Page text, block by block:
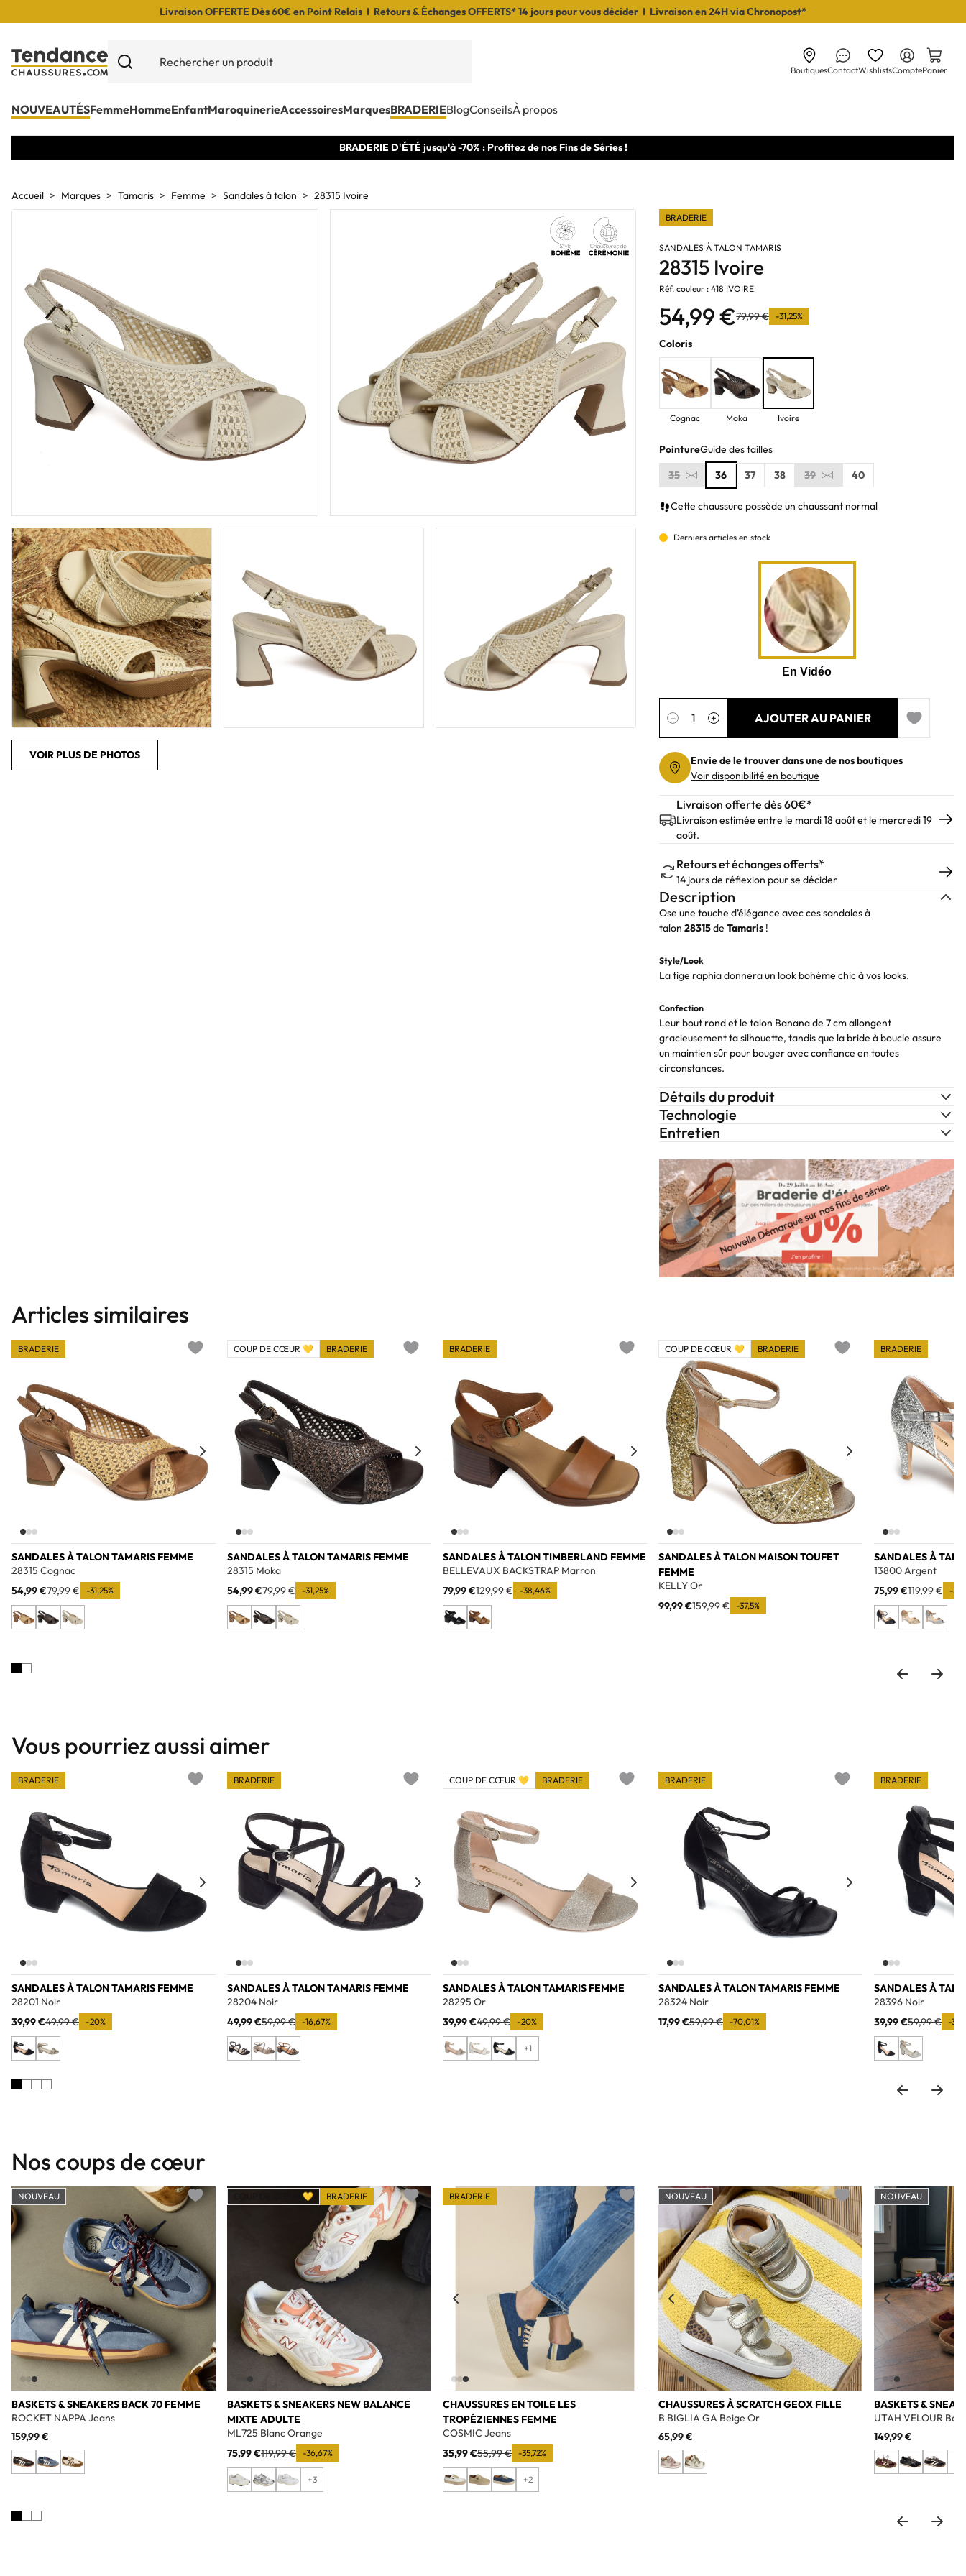
Livraison OFFERTE Dès 60€ en Point Relais I Retours & Échanges OFFERTS* 14 jours pour vous décider I Livraison en 24H via Chronopost*
BoutiquesContactWishlistsComptePanier
NOUVEAUTÉSFemmeHommeEnfantMaroquinerieAccessoiresMarquesBRADERIEBlogConseilsÀ propos
BRADERIE D'ÉTÉ jusqu'à -70% : Profitez de nos Fins de Séries !
Accueil Marques Tamaris Femme Sandales à talon 28315 Ivoire
VOIR PLUS DE PHOTOS
BRADERIE
SANDALES À TALON TAMARIS
28315 Ivoire
Réf. couleur : 418 IVOIRE
54,99 €79,99 € -31,25%
Coloris
Cognac Moka Ivoire
PointureGuide des tailles
35
36 37 38 39 40
Cette chaussure possède un chaussant normal
Derniers articles en stock
− +
AJOUTER AU PANIER
Add to
Envie de le trouver dans une de nos boutiques
Voir disponibilité en boutique
Livraison offerte dès 60€*
Livraison estimée entre le mardi 18 août et le mercredi 19
août.
Retours et échanges offerts*
14 jours de réflexion pour se décider
Description
Ose une touche d’élégance avec ces sandales à
talon28315deTamaris !
Style/Look
La tige raphia donnera un look bohème chic à vos looks.
Confection
Leur bout rond et le talon Banana de 7 cm allongent
gracieusement ta silhouette, tandis que la bride à boucle assure
un maintien sûr pour bouger avec confiance en toutes
circonstances.
Détails du produit
Technologie
Entretien
Articles similaires
SANDALES À TALON TAMARIS FEMME
28315 Cognac
54,99 €79,99 € -31,25%
BRADERIE
SANDALES À TALON TAMARIS FEMME
28315 Moka
54,99 €79,99 € -31,25%
COUP DE CŒUR 💛 BRADERIE
SANDALES À TALON TIMBERLAND FEMME
BELLEVAUX BACKSTRAP Marron
79,99 €129,99 € -38,46%
BRADERIE
Add to wishlist
SANDALES À TALON MAISON TOUFET
FEMME
KELLY Or
99,99 €159,99 € -37,5%
COUP DE CŒUR 💛 BRADERIE
SANDALES À
13800 Argent
75,99 €119,99 € -
BRADERIE
Vous pourriez aussi aimer
SANDALES À TALON TAMARIS FEMME
28201 Noir
39,99 €49,99 € -20%
BRADERIE
SANDALES À TALON TAMARIS FEMME
28204 Noir
49,99 €59,99 € -16,67%
BRADERIE
SANDALES À TALON TAMARIS FEMME
28295 Or
39,99 €49,99 € -20%
+1
COUP DE CŒUR 💛 BRADERIE
SANDALES À TALON TAMARIS FEMME
28324 Noir
17,99 €59,99 € -70,01%
BRADERIE
SANDALES À
28396 Noir
39,99 €59,99 € -
BRADERIE
Nos coups de cœur
BASKETS & SNEAKERS BACK 70 FEMME
ROCKET NAPPA Jeans
159,99 €
NOUVEAU
Add to wishlist
BASKETS & SNEAKERS NEW BALANCE
MIXTE ADULTE
ML725 Blanc Orange
75,99 €119,99 € -36,67%
+3
COUP DE CŒUR 💛 BRADERIE
Add to wishlist
CHAUSSURES EN TOILE LES
TROPÉZIENNES FEMME
COSMIC Jeans
35,99 €55,99 € -35,72%
+2
BRADERIE
Add to wishlist
CHAUSSURES À SCRATCH GEOX FILLE
B BIGLIA GA Beige Or
65,99 €
NOUVEAU
Add to wishlist
BASKETS &
UTAH VELOUR
149,99 €
NOUVEAU